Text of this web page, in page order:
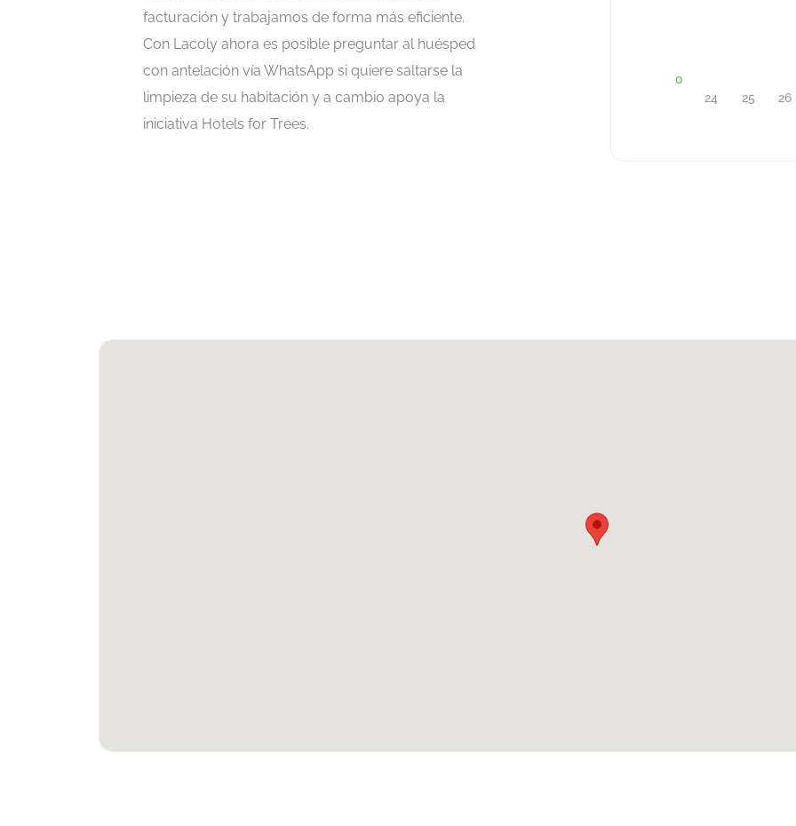
facturación y trabajamos de forma más eficiente.
Con Lacoly ahora es posible preguntar al huésped
con antelación vía WhatsApp si quiere saltarse la
limpieza de su habitación y a cambio apoya la
iniciativa Hotels for Trees.